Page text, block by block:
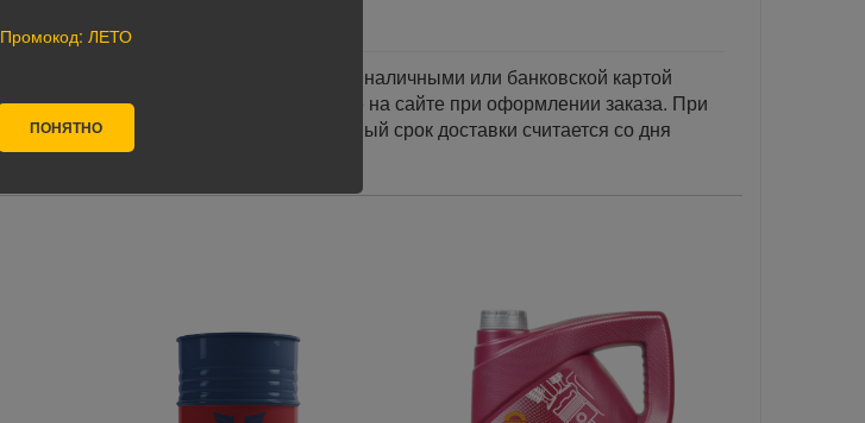
Оплата
Оплата заказа осуществляется наличными или банковской картой
курьеру при получении, а также на сайте при оформлении заказа. При
оплате картой на сайте указанный срок доставки считается со дня
поступления оплаты.
Промокод: ЛЕТО
ПОНЯТНО